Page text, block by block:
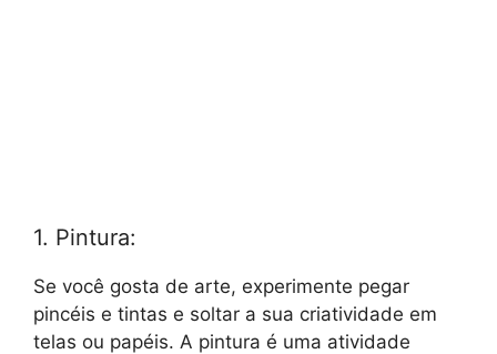
1. Pintura:
Se você gosta de arte, experimente pegar
pincéis e tintas e soltar a sua criatividade em
telas ou papéis. A pintura é uma atividade